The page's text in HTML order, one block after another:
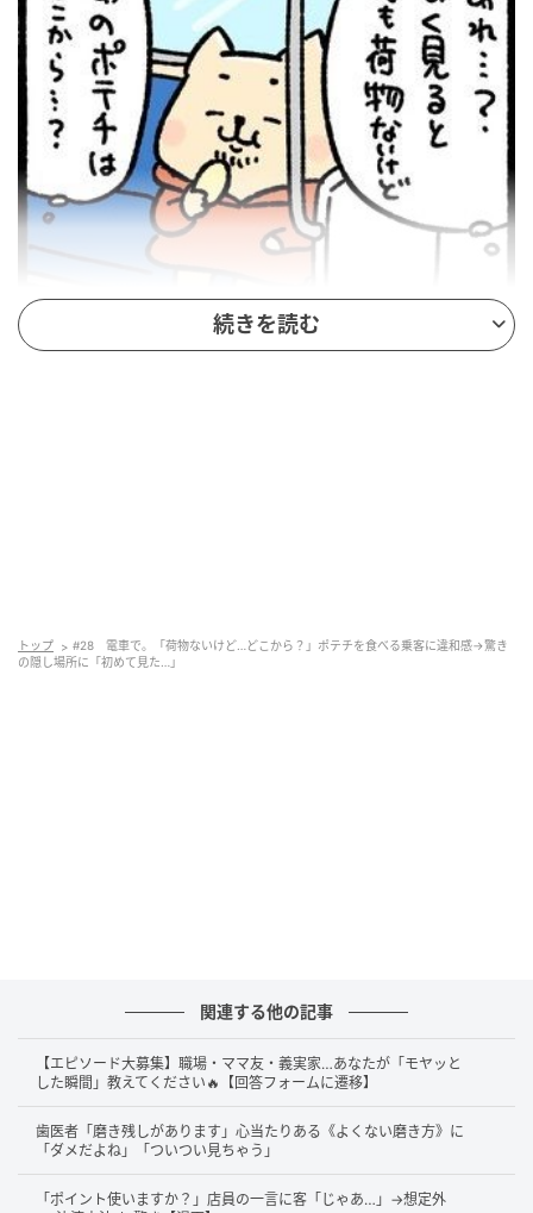
X（旧Twitter）：桐谷とうしろう（@kiritanitoshiro
X（旧Twitter）：桐谷とうしろう（@kiritanitoshiro ）
続きを読む
トップ
#28 電車で。「荷物ないけど…どこから？」ポテチを食べる乗客に違和感→驚き
の隠し場所に「初めて見た…」
関連する他の記事
【エピソード大募集】職場・ママ友・義実家…あなたが「モヤッと
した瞬間」教えてください🔥【回答フォームに遷移】
歯医者「磨き残しがあります」心当たりある《よくない磨き方》に
「ダメだよね」「ついつい見ちゃう」
「ポイント使いますか？」店員の一言に客「じゃあ…」→想定外